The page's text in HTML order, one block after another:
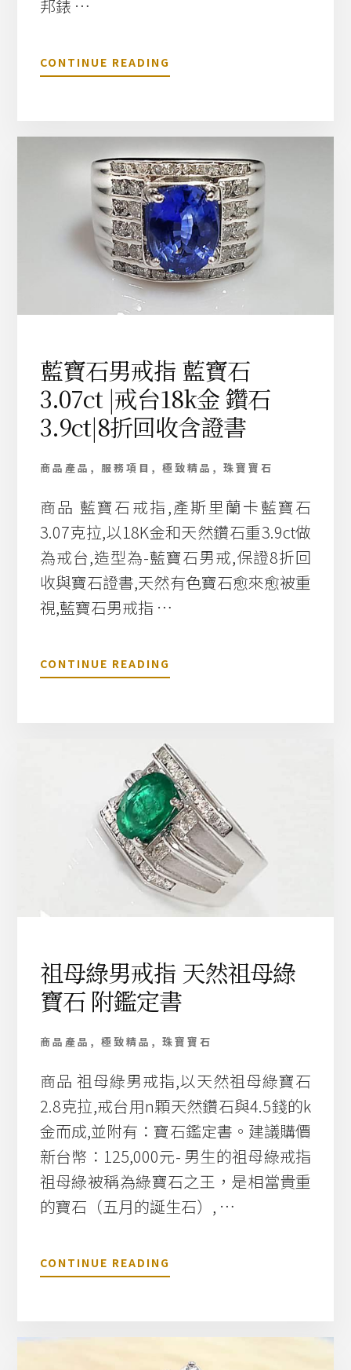
邦錶 …
CONTINUE READING
於
蕭
邦
手
錶
C
H
O
P
A
D
P
P
Y
S
P
R
2
7
/
8
2
5
快
列
藍寶石男戒指 藍寶石
3.07ct |戒台18k金 鑽石
3.9ct|8折回收含證書
商品產品 , 服務項目 , 極致精品 , 珠寶寶石
商品 藍寶石戒指,產斯里蘭卡藍寶石
3.07克拉,以18K金和天然鑽石重3.9ct做
為戒台,造型為-藍寶石男戒,保證8折回
收與寶石證書,天然有色寶石愈來愈被重
視,藍寶石男戒指 …
CONTINUE READING
於
男
戒
指
藍
寶
石
3
.
0
7
C
戒
台
1
K
鑽
石
3
.
C
T
|
8
祖母綠男戒指 天然祖母綠
寶石 附鑑定書
商品產品 , 極致精品 , 珠寶寶石
商品 祖母綠男戒指,以天然祖母綠寶石
2.8克拉,戒台用n顆天然鑽石與4.5錢的k
金而成,並附有：寶石鑑定書。建議購價
新台幣：125,000元- 男生的祖母綠戒指
祖母綠被稱為綠寶石之王，是相當貴重
的寶石（五月的誕生石）, …
CONTINUE READING
於